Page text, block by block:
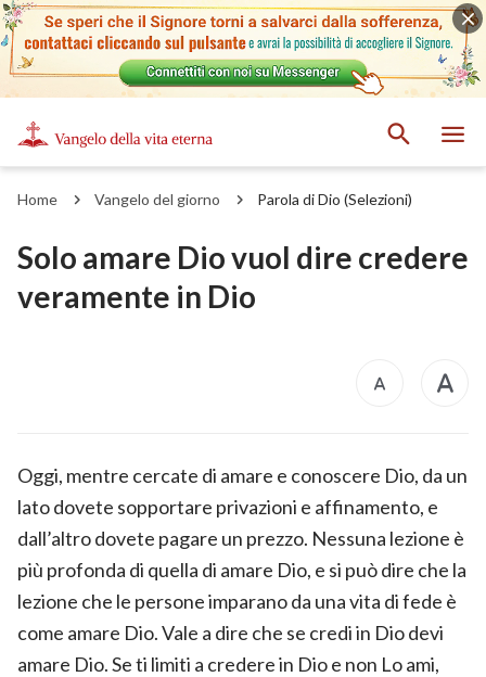
Home Vangelo del giorno Parola di Dio (Selezioni)
Solo amare Dio vuol dire credere
veramente in Dio
Oggi, mentre cercate di amare e conoscere Dio, da un
lato dovete sopportare privazioni e affinamento, e
dall’altro dovete pagare un prezzo. Nessuna lezione è
più profonda di quella di amare Dio, e si può dire che la
lezione che le persone imparano da una vita di fede è
come amare Dio. Vale a dire che se credi in Dio devi
amare Dio. Se ti limiti a credere in Dio e non Lo ami,